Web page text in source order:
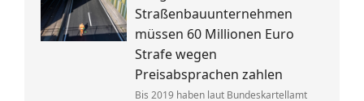
Windkraftprojekte auf – gegen eine
üppige Entschädigung.
Straßenbauunternehmen
müssen 60 Millionen Euro
Strafe wegen
Preisabsprachen zahlen
Bis 2019 haben laut Bundeskartellamt